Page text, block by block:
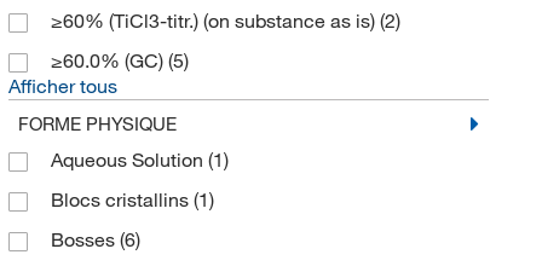
≥60% (TiCl3-titr.) (on substance as is) (2)
≥60.0% (GC) (5)
Afficher tous
FORME PHYSIQUE
Aqueous Solution (1)
Blocs cristallins (1)
Bosses (6)